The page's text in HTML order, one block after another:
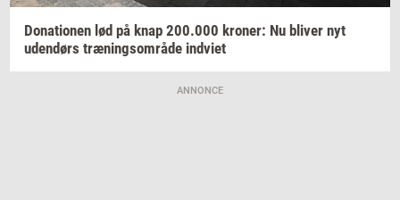
Do­na­tio­nen lød på knap 200.000 kro­ner: Nu bli­ver nyt
uden­dørs træ­nings­om­rå­de ind­vi­et
ANNONCE